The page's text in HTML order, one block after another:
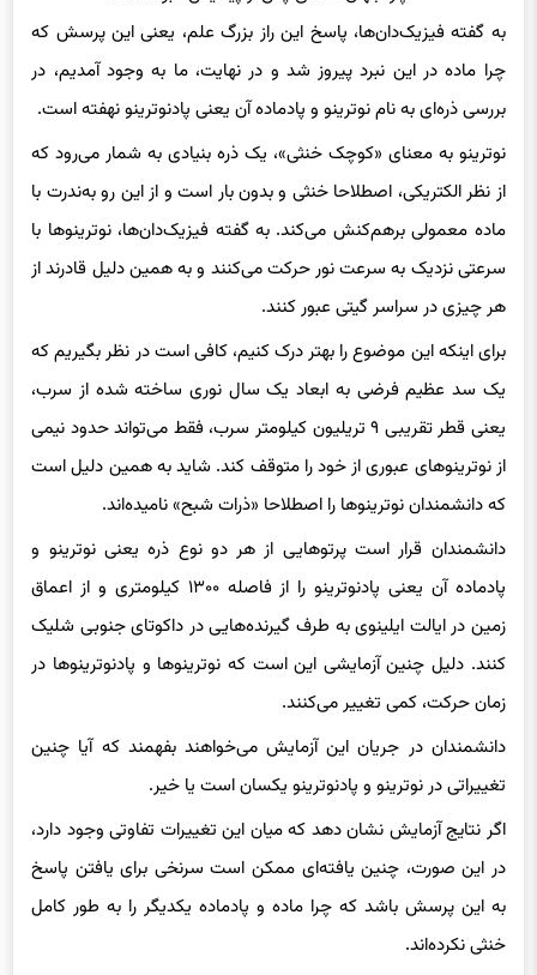
به گفته فیزیک‌دان‌ها، پاسخ این راز بزرگ علم، یعنی این پرسش که
چرا ماده در این نبرد پیروز شد و در نهایت، ما به وجود آمدیم، در
بررسی ذره‌ای به نام نوترینو و پادماده‌ آن یعنی پادنوترینو نهفته است.
نوترینو به معنای «کوچک خنثی»، یک ذره‌ بنیادی به شمار می‌رود که
از نظر الکتریکی، اصطلاحا خنثی و بدون بار است و از این رو به‌ندرت با
ماده معمولی برهم‌کنش می‌کند. به گفته فیزیک‌دان‌ها، نوترینوها با
سرعتی نزدیک به سرعت نور حرکت می‌کنند و به همین دلیل قادرند از
هر چیزی در سراسر گیتی عبور کنند.
برای اینکه این موضوع را بهتر درک کنیم، کافی است در نظر بگیریم که
یک سد عظیم فرضی به ابعاد یک سال نوری ساخته شده از سرب،
یعنی قطر تقریبی ۹ تریلیون کیلومتر سرب، فقط می‌تواند حدود نیمی
از نوترینوهای عبوری از خود را متوقف کند. شاید به همین دلیل است
که دانشمندان نوترینوها را اصطلاحا «ذرات شبح» نامیده‌اند.
دانشمندان قرار است پرتوهایی از هر دو نوع ذره یعنی نوترینو و
پادماده‌ آن یعنی پادنوترینو را از فاصله ۱۳۰۰ کیلومتری و از اعماق
زمین در ایالت ایلینوی به طرف گیرنده‌هایی در داکوتای جنوبی شلیک
کنند. دلیل چنین آزمایشی این است که نوترینوها و پادنوترینوها در
زمان حرکت، کمی تغییر می‌کنند.
دانشمندان در جریان این آزمایش می‌خواهند بفهمند که آیا چنین
تغییراتی در نوترینو و پادنوترینو یکسان است یا خیر.
اگر نتایج آزمایش نشان دهد که میان این تغییرات تفاوتی وجود دارد،
در این صورت، چنین یافته‌ای ممکن است سرنخی برای یافتن پاسخ
به این پرسش باشد که چرا ماده و پادماده یکدیگر را به طور کامل
خنثی نکرده‌اند.